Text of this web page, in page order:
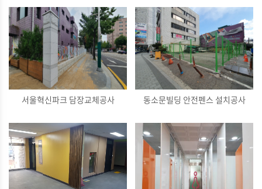
서울혁신파크 담장교체공사 동소문빌딩 안전펜스 설치공사